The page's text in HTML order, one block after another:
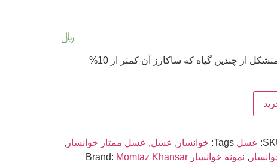
﷼
عسل طبیعی نمونه خوانسار متشکل از چندین گیاه که ساکارز آن کمتر از 10%
عسل Tags: خوانسار , عسل, عسل ممتاز خوانسار ,
, نمونه خوانسار Brand: Momtaz Khansar